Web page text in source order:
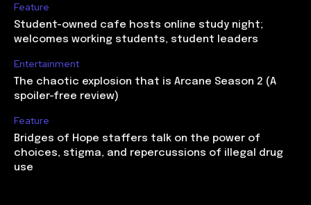
Feature
Student-owned cafe hosts online study night;
welcomes working students, student leaders
Entertainment
The chaotic explosion that is Arcane Season 2 (A
spoiler-free review)
Feature
Bridges of Hope staffers talk on the power of
choices, stigma, and repercussions of illegal drug
use